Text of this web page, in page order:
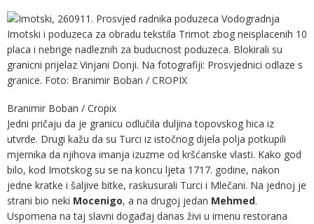
Branimir Boban / Cropix
Jedni pričaju da je granicu odlučila duljina topovskog hica iz
utvrde. Drugi kažu da su Turci iz istočnog dijela polja potkupili
mjernika da njihova imanja izuzme od kršćanske vlasti. Kako god
bilo, kod Imotskog su se na koncu ljeta 1717. godine, nakon
jedne kratke i šaljive bitke, raskusurali Turci i Mlečani. Na jednoj je
strani bio neki Mocenigo, a na drugoj jedan Mehmed.
Uspomena na taj slavni događaj danas živi u imenu restorana